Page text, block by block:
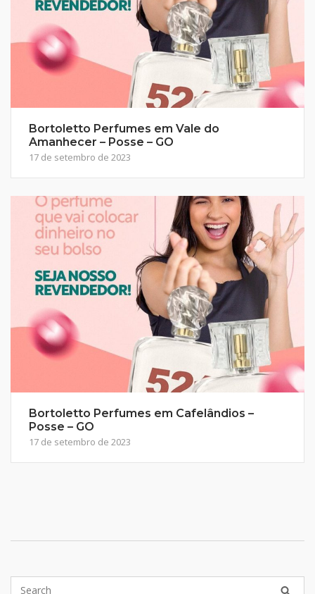
Bortoletto Perfumes em Vale do
Amanhecer – Posse – GO
17 de setembro de 2023
Bortoletto Perfumes em Cafelândios –
Posse – GO
17 de setembro de 2023